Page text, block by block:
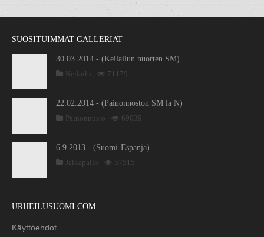
SUOSITUIMMAT GALLERIAT
30.03.2014 - (Keilailun nuorten SM)
Keilailu
71179
22.02.2014 - (Painonnoston SM la N)
Painonnosto
69039
6.9.2013 - (Suomi-Espanja)
Jalkapallo
57515
URHEILUSUOMI.COM
Käyttöehdot